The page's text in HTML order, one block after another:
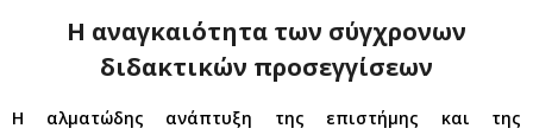
Η αναγκαιότητα των σύγχρονων
διδακτικών προσεγγίσεων
Η αλματώδης ανάπτυξη της επιστήμης και της